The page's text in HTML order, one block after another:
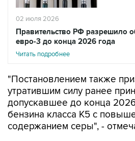
02 июля 2026
Правительство РФ разрешило
евро-3 до конца 2026 года
Читать подробнее
"Постановлением также
утратившим силу ранее
допускавшее до конца
бензина класса К5 с
содержанием серы", -